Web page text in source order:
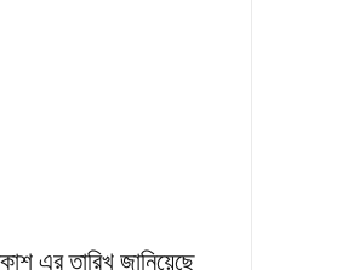
এর তারিখ জানিয়েছে